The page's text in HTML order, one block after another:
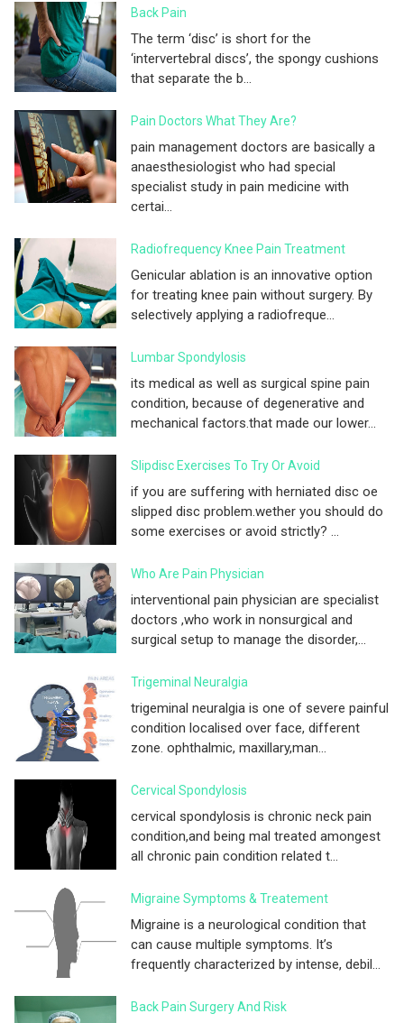
Back Pain
The term ‘disc’ is short for the
‘intervertebral discs’, the spongy cushions
that separate the b...
Pain Doctors What They Are?
pain management doctors are basically a
anaesthesiologist who had special
specialist study in pain medicine with
certai...
Radiofrequency Knee Pain Treatment
Genicular ablation is an innovative option
for treating knee pain without surgery. By
selectively applying a radiofreque...
Lumbar Spondylosis
its medical as well as surgical spine pain
condition, because of degenerative and
mechanical factors.that made our lower...
Slipdisc Exercises To Try Or Avoid
if you are suffering with herniated disc oe
slipped disc problem.wether you should do
some exercises or avoid strictly? ...
Who Are Pain Physician
interventional pain physician are specialist
doctors ,who work in nonsurgical and
surgical setup to manage the disorder,...
Trigeminal Neuralgia
trigeminal neuralgia is one of severe painful
condition localised over face, different
zone. ophthalmic, maxillary,man...
Cervical Spondylosis
cervical spondylosis is chronic neck pain
condition,and being mal treated amongest
all chronic pain condition related t...
Migraine Symptoms & Treatement
Migraine is a neurological condition that
can cause multiple symptoms. It’s
frequently characterized by intense, debil...
Back Pain Surgery And Risk